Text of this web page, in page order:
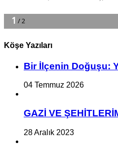
Köşe Yazıları
Bir İlçe­nin Do­ğu­şu:
04 Temmuz 2026
GAZİ VE
28 Aralık 2023